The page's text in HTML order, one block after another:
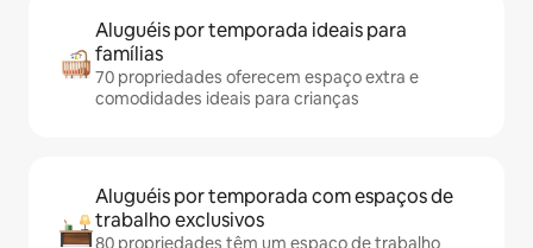
Aluguéis por temporada ideais para
famílias
70 propriedades oferecem espaço extra e
comodidades ideais para crianças
Aluguéis por temporada com espaços de
trabalho exclusivos
80 propriedades têm um espaço de trabalho